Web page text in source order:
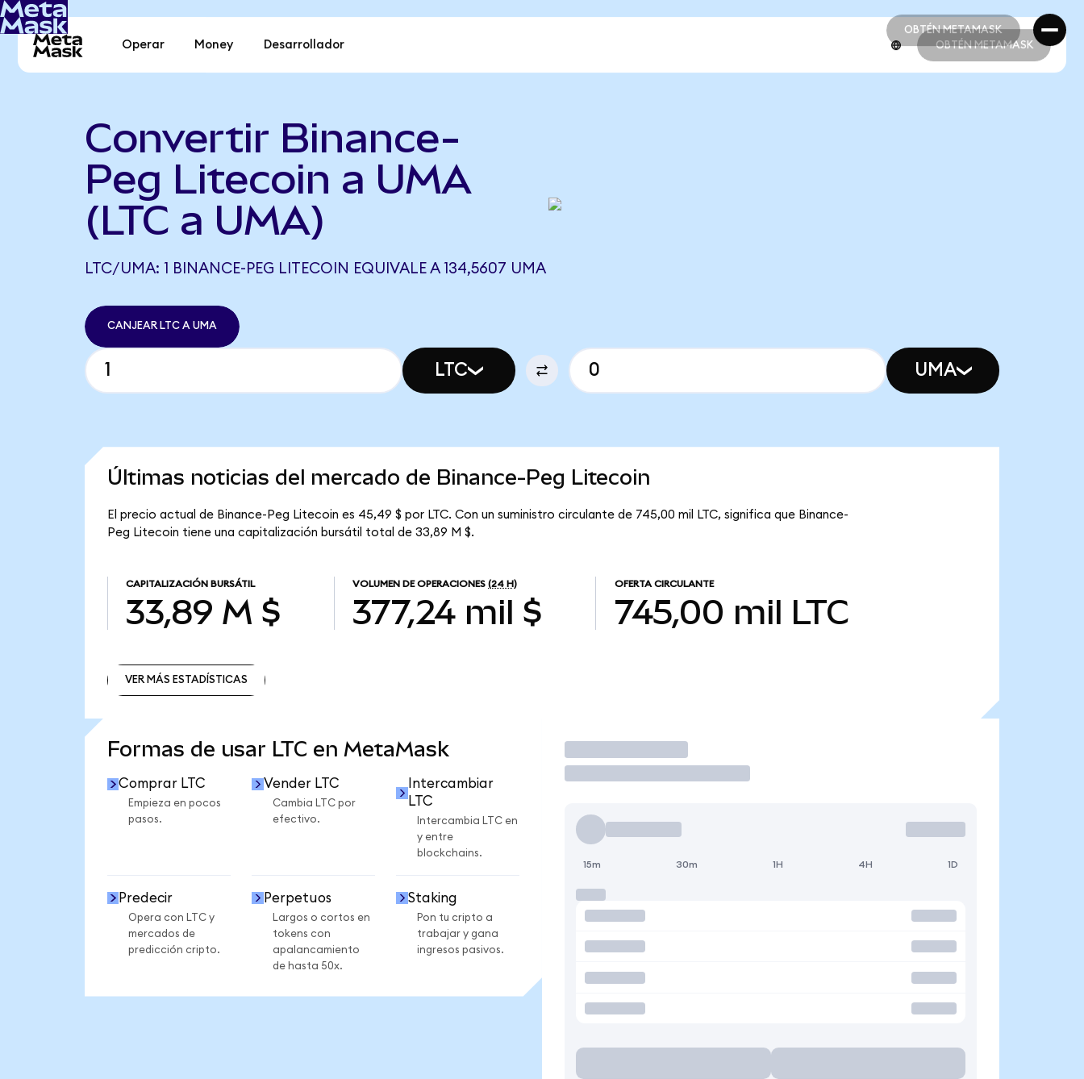
OBTÉN METAMASK
OBTÉN METAMASK
Operar Money Desarrollador OBTÉN METAMASK
Convertir Binance-
Peg Litecoin a UMA
(LTC a UMA)
LTC/UMA: 1 BINANCE-PEG LITECOIN EQUIVALE A 134,5607 UMA
CANJEAR LTC A UMA
LTC UMA
Últimas noticias del mercado de Binance-Peg Litecoin
El precio actual de Binance-Peg Litecoin es 45,49 $ por LTC. Con un suministro circulante de 745,00 mil LTC, significa que Binance-
Peg Litecoin tiene una capitalización bursátil total de 33,89 M $.
CAPITALIZACIÓN BURSÁTIL
33,89 M $
VOLUMEN DE OPERACIONES (24 H)
377,24 mil $
OFERTA CIRCULANTE
745,00 mil LTC
VER MÁS ESTADÍSTICAS
Formas de usar LTC en MetaMask
Comprar LTC
Empieza en pocos
pasos.
Vender LTC
Cambia LTC por
efectivo.
Intercambiar
LTC
Intercambia LTC en
y entre
blockchains.
Predecir
Opera con LTC y
mercados de
predicción cripto.
Perpetuos
Largos o cortos en
tokens con
apalancamiento
de hasta 50x.
Staking
Pon tu cripto a
trabajar y gana
ingresos pasivos.
Operar
15m 30m 1H 4H 1D